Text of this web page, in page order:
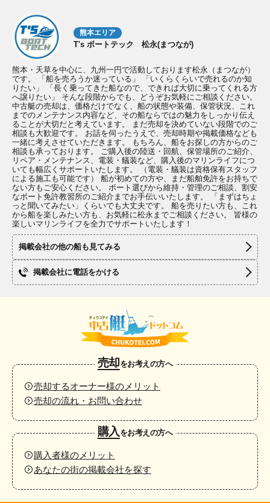
熊本エリア
T's ボートテック 松永(まつなが)
熊本・天草を中心に、九州一円で活動しております松永（まつなが）
です。 「船を売ろうか迷っている」 「いくらくらいで売れるのか知
りたい」 「長く乗ってきた船なので、できれば大切に乗ってくれる方
へ譲りたい」 そんな段階からでも、どうぞお気軽にご相談ください。
中古艇の売却は、価格だけでなく、船の状態や装備、保管状況、これ
までのメンテナンス内容など、その船ならではの魅力をしっかり伝え
ることが大切だと考えています。 まだ売却を決めていない段階でのご
相談も大歓迎です。 お話を伺ったうえで、売却時期や掲載価格なども
一緒に考えさせていただきます。 もちろん、船をお探しの方からのご
相談も承っております。 ご購入後の陸送・回航、保管場所のご紹介、
リペア・メンテナンス、電装・艤装など、購入後のマリンライフにつ
いても幅広くサポートいたします。 （電装・艤装は資格保有スタッフ
による施工も可能です） 船が初めての方や、まだ船舶免許をお持ちで
ない方もご安心ください。 ボート選びから維持・管理のご相談、割安
なボート免許教習所のご紹介までお手伝いいたします。 「まずはちょ
っと聞いてみたい」くらいでも大丈夫です。 船を売りたい方も、これ
から船を楽しみたい方も、お気軽に松永までご相談ください。 皆様の
楽しいマリンライフを全力でサポートいたします！
掲載会社の他の船も見てみる
掲載会社に電話をかける
売却をお考えの方へ
売却するオーナー様のメリット
売却の流れ・お問い合わせ
購入をお考えの方へ
購入者様のメリット
あなたの街の掲載会社を探す